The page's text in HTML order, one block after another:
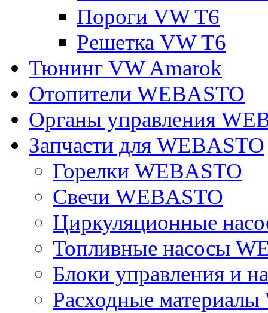
Пороги VW T6
Решетка VW T6
Тюнинг VW Amarok
Отопители WEBASTO
Органы управления
Запчасти для WEBASTO
Горелки WEBASTO
Свечи WEBASTO
Циркуляционные
Топливные насосы
Блоки управления и
Расходные